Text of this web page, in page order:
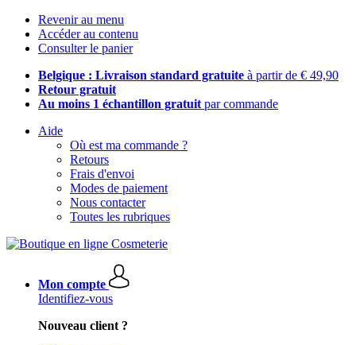
Revenir au menu
Accéder au contenu
Consulter le panier
Belgique : Livraison standard gratuite à partir de € 49,90
Retour gratuit
Au moins 1 échantillon gratuit par commande
Aide
Où est ma commande ?
Retours
Frais d'envoi
Modes de paiement
Nous contacter
Toutes les rubriques
Mon compte
Identifiez-vous
Nouveau client ?